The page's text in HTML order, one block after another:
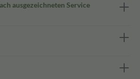
ausgezeichneten Service